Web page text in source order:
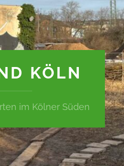
KÖLN
im Kölner Süden